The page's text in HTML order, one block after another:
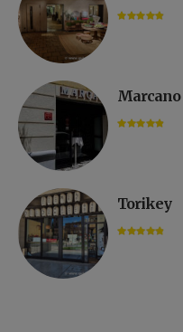
Marcano
Torikey